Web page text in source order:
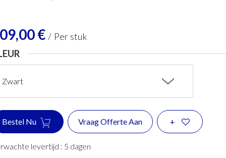
€ / Per stuk
Bestel Nu Vraag Offerte Aan +
levertijd : 5 dagen